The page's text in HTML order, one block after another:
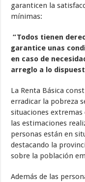
garanticen la
mínimas:
“Todos tienen
garantice unas
en caso de
arreglo a lo
La Renta Básica
erradicar la pobreza
situaciones extremas
las estimaciones
personas están en
destacando la
sobre la población
Además de las